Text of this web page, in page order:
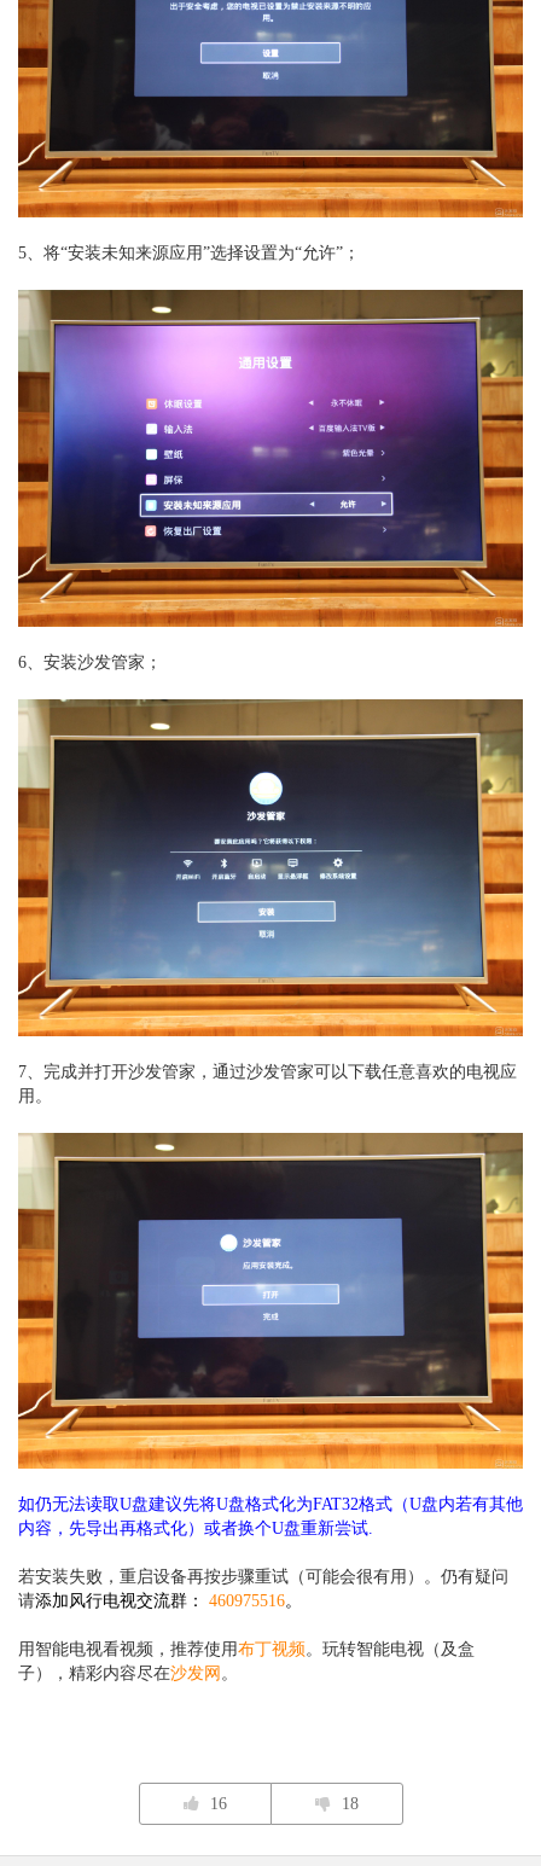
5、将“安装未知来源应用”选择设置为“允许”；
6、安装沙发管家；
7、完成并打开沙发管家，通过沙发管家可以下载任意喜欢的电视应
用。
如仍无法读取U盘建议先将U盘格式化为FAT32格式（U盘内若有其他
内容，先导出再格式化）或者换个U盘重新尝试.
若安装失败，重启设备再按步骤重试（可能会很有用）。仍有疑问
请添加风行电视交流群： 460975516。
用智能电视看视频，推荐使用布丁视频。玩转智能电视（及盒
子），精彩内容尽在沙发网 。
16 18